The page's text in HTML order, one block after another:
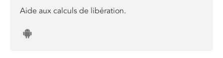
Aide aux calculs de libération.